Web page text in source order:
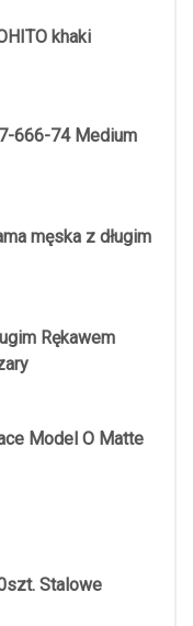
khaki
666-74 Medium
męska z długim
Rękawem
Model O Matte
Stalowe